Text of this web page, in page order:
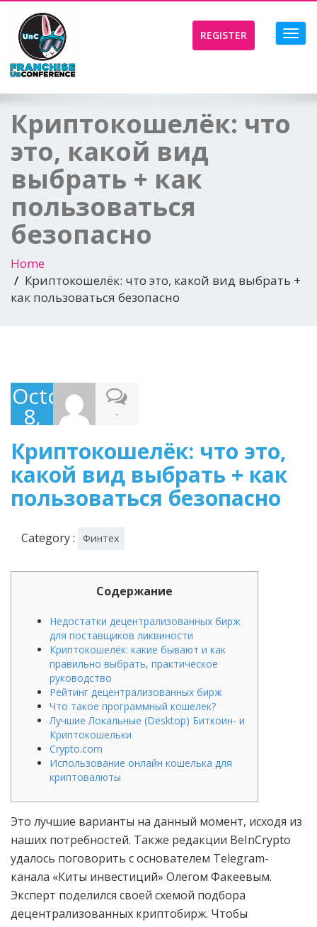
REGISTER
Криптокошелёк: что
это, какой вид
выбрать + как
пользоваться
безопасно
Home
Криптокошелёк: что это, какой вид выбрать +
как пользоваться безопасно
October
8,
2021
-
Криптокошелёк: что это,
какой вид выбрать + как
пользоваться безопасно
Category : Финтех
Содержание
Недостатки децентрализованных бирж
для поставщиков ликвиности
Криптокошелёк: какие бывают и как
правильно выбрать, практическое
руководство
Рейтинг децентрализованных бирж
Что такое программный кошелек?
Лучшие Локальные (Desktop) Биткоин- и
Криптокошельки
Crypto.com
Использование онлайн кошелька для
криптовалюты
Это лучшие варианты на данный момент, исходя из
наших потребностей. Также редакции BeInCrypto
удалось поговорить с основателем Telegram-
канала «Киты инвестиций» Олегом Факеевым.
Эксперт поделился своей схемой подбора
децентрализованных криптобирж. Чтобы